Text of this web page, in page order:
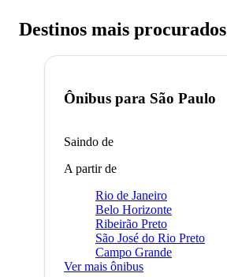
Destinos mais procurados
Ônibus para São Paulo
Saindo de
A partir de
Rio de Janeiro
Belo Horizonte
Ribeirão Preto
São José do Rio Preto
Campo Grande
Ver mais ônibus